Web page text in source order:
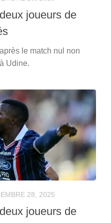
joueurs de
le match nul non
Udine.
28, 2025
joueurs de